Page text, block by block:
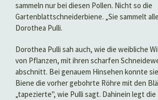
sammeln nur bei diesen Pollen. Nicht so die
Gartenblattschneiderbiene. „Sie sammelt
Dorothea Pulli.
Dorothea Pulli sah auch, wie die weibliche
von Pflanzen, mit ihren scharfen
abschnitt. Bei genauem Hinsehen konnte
Biene die vorher gebohrte Röhre mit den
„tapezierte", wie Pulli sagt. Dahinein legt die